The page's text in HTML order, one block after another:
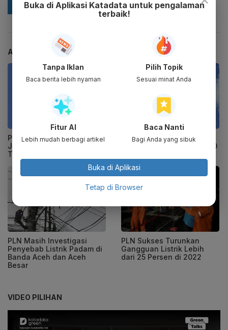
ARTIKEL TERKAIT
PLN Bangun Gardu dan
Jaringan Listrik Tegangan
Tinggi di Sulteng
PLN Akan Bangun Saluran
Udara Tegangan Tinggi 70
PLN Masih Investigasi
Penyebab Listrik Padam di
Banda Aceh dan Aceh
Besar
PLN Sukses Turunkan
Gangguan Listrik Lebih
dari 25 Persen di 2022
VIDEO PILIHAN
Buka di Aplikasi Katadata untuk pengalaman
terbaik!
Tanpa Iklan
Baca berita lebih nyaman
Pilih Topik
Sesuai minat Anda
Fitur AI
Lebih mudah berbagi artikel
Baca Nanti
Bagi Anda yang sibuk
Buka di Aplikasi
Tetap di Browser